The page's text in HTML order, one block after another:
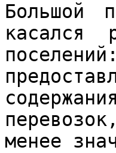
Большой
касался
менее